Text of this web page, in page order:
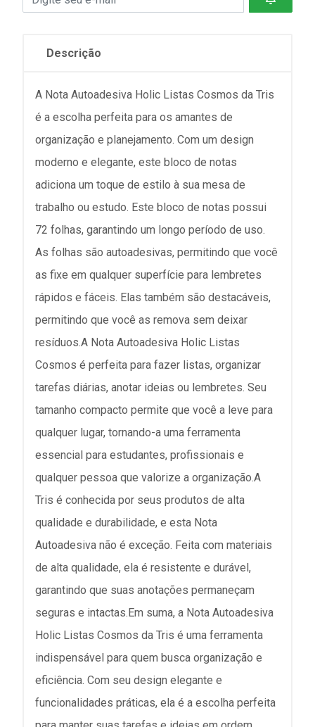
Descrição
A Nota Autoadesiva Holic Listas Cosmos da Tris
é a escolha perfeita para os amantes de
organização e planejamento. Com um design
moderno e elegante, este bloco de notas
adiciona um toque de estilo à sua mesa de
trabalho ou estudo. Este bloco de notas possui
72 folhas, garantindo um longo período de uso.
As folhas são autoadesivas, permitindo que você
as fixe em qualquer superfície para lembretes
rápidos e fáceis. Elas também são destacáveis,
permitindo que você as remova sem deixar
resíduos.A Nota Autoadesiva Holic Listas
Cosmos é perfeita para fazer listas, organizar
tarefas diárias, anotar ideias ou lembretes. Seu
tamanho compacto permite que você a leve para
qualquer lugar, tornando-a uma ferramenta
essencial para estudantes, profissionais e
qualquer pessoa que valorize a organização.A
Tris é conhecida por seus produtos de alta
qualidade e durabilidade, e esta Nota
Autoadesiva não é exceção. Feita com materiais
de alta qualidade, ela é resistente e durável,
garantindo que suas anotações permaneçam
seguras e intactas.Em suma, a Nota Autoadesiva
Holic Listas Cosmos da Tris é uma ferramenta
indispensável para quem busca organização e
eficiência. Com seu design elegante e
funcionalidades práticas, ela é a escolha perfeita